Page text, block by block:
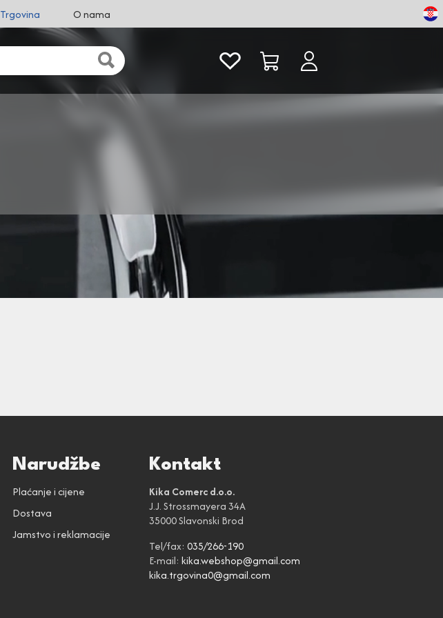
Trgovina O nama
Narudžbe
Plaćanje i cijene
Dostava
Jamstvo i reklamacije
Kontakt
Kika Comerc d.o.o.
J.J. Strossmayera 34A
35000 Slavonski Brod
Tel/fax: 035/266-190
E-mail: kika.webshop@gmail.com
kika.trgovina0@gmail.com